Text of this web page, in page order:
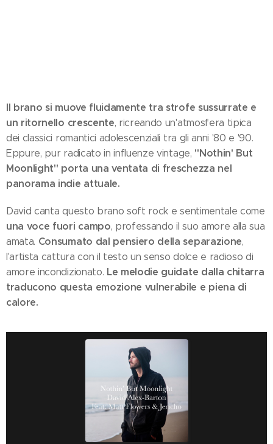
Il brano si muove fluidamente tra strofe sussurrate e
un ritornello crescente, ricreando un'atmosfera tipica
dei classici romantici adolescenziali tra gli anni '80 e '90.
Eppure, pur radicato in influenze vintage, "Nothin' But
Moonlight" porta una ventata di freschezza nel
panorama indie attuale.
David canta questo brano soft rock e sentimentale come
una voce fuori campo, professando il suo amore alla sua
amata. Consumato dal pensiero della separazione,
l'artista cattura con il testo un senso dolce e radioso di
amore incondizionato. Le melodie guidate dalla chitarra
traducono questa emozione vulnerabile e piena di
calore.